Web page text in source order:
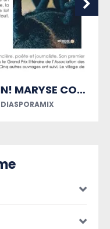
PRIX LITTÉRAIRE FETKANN! MARYSE CONDÉ